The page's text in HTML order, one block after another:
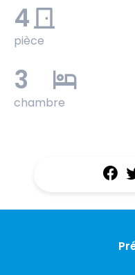
4
pièce
3
chambre